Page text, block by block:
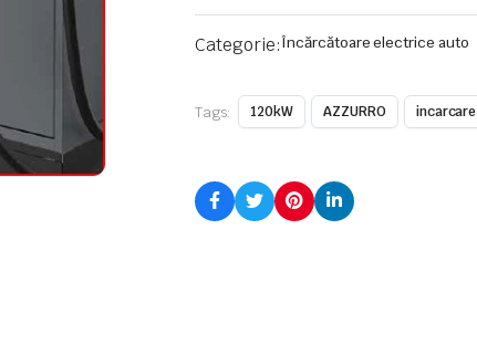
Categorie:Încărcătoare electrice auto
Tags: 120kW AZZURRO incarcare